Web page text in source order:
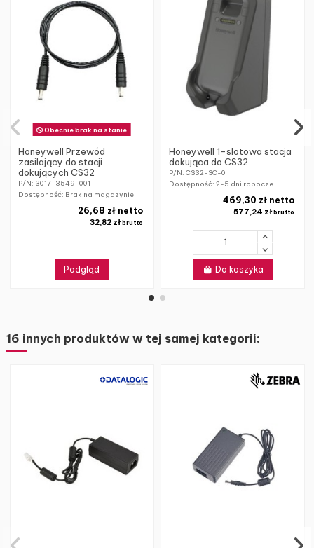
Obecnie brak na stanie
Honeywell Przewód
zasilający do stacji
dokujących CS32
P/N: 3017-3549-001
Dostępność: Brak na magazynie
32,82 złbrutto
26,68 zł netto
Podgląd
Honeywell 1-slotowa stacja
dokująca do CS32
P/N: CS32-SC-0
Dostępność:2-5 dni robocze
577,24 zł brutto
469,30 zł netto
Do koszyka
16 innych produktów w tej samej kategorii: